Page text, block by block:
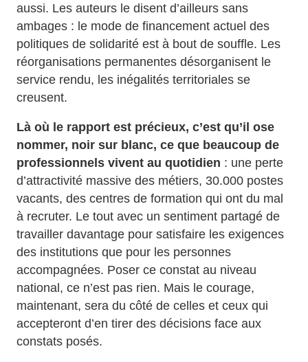
aussi. Les auteurs le disent d’ailleurs sans
ambages : le mode de financement actuel des
politiques de solidarité est à bout de souffle. Les
réorganisations permanentes désorganisent le
service rendu, les inégalités territoriales se
creusent.
Là où le rapport est précieux, c’est qu’il ose
nommer, noir sur blanc, ce que beaucoup de
professionnels vivent au quotidien : une perte
d’attractivité massive des métiers, 30.000 postes
vacants, des centres de formation qui ont du mal
à recruter. Le tout avec un sentiment partagé de
travailler davantage pour satisfaire les exigences
des institutions que pour les personnes
accompagnées. Poser ce constat au niveau
national, ce n’est pas rien. Mais le courage,
maintenant, sera du côté de celles et ceux qui
accepteront d’en tirer des décisions face aux
constats posés.